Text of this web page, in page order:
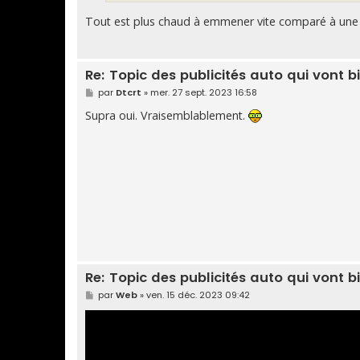
Tout est plus chaud à emmener vite comparé à
Re: Topic des publicités auto qui vont
M
e
s
s
par Dtcrt » mer. 27 sept. 2023 16:58
Supra oui. Vraisemblablement.
Re: Topic des publicités auto qui vont
M
e
parWeb»ven. 15 déc. 2023 09:42